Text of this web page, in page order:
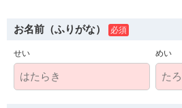
お名前（ふりがな）
せい めい
人材派遣のしくみ・メリット